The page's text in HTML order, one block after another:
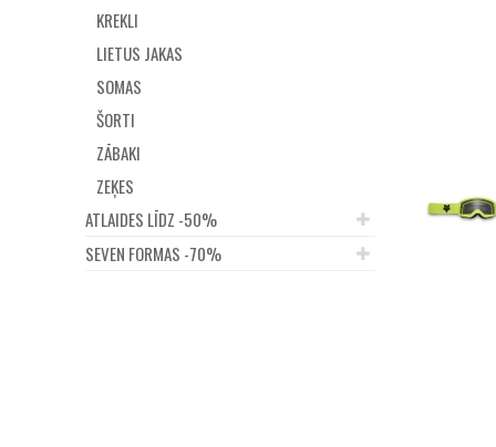
KREKLI
LIETUS JAKAS
SOMAS
ŠORTI
ZĀBAKI
ZEĶES
ATLAIDES LĪDZ -50%
SEVEN FORMAS -70%